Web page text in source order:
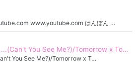
www.youtube.com はんぼん …
You See Me?)/Tomorrow x To…
You See Me?)/Tomorrow x T…